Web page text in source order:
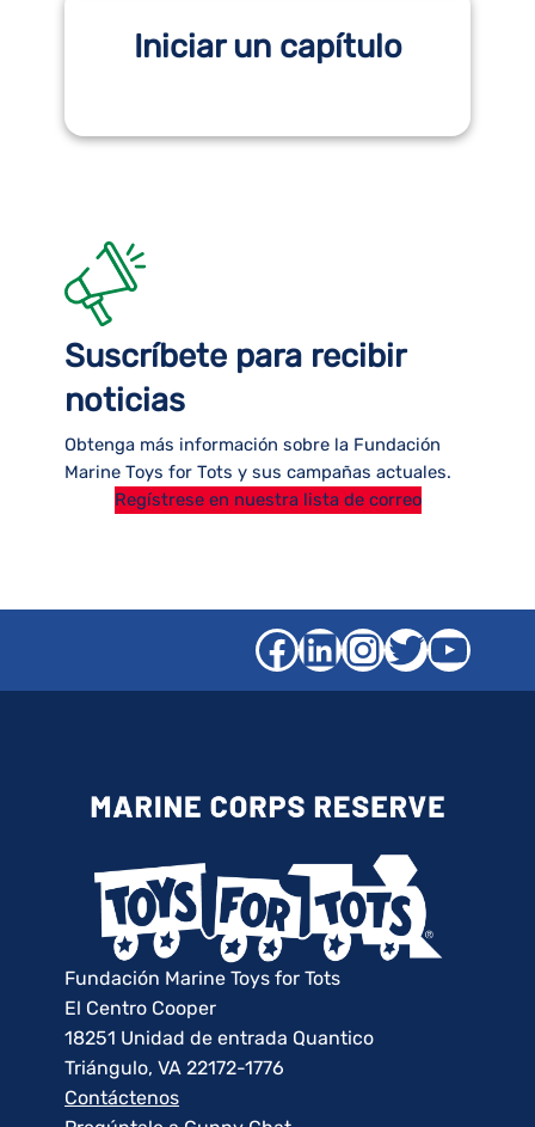
Iniciar un capítulo
Suscríbete para recibir
noticias
Obtenga más información sobre la Fundación
Marine Toys for Tots y sus campañas actuales.
Regístrese en nuestra lista de correo
Facebook
LinkedIn
Gorjeo
Fundación Marine Toys for Tots
El Centro Cooper
18251 Unidad de entrada Quantico
Triángulo, VA 22172-1776
Contáctenos